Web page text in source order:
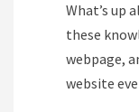
What’s up
these
webpage,
website